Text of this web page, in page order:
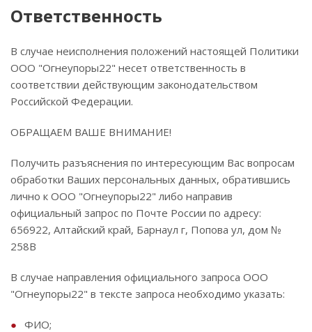
Ответственность
В случае неисполнения положений настоящей Политики
ООО "Огнеупоры22" несет ответственность в
соответствии действующим законодательством
Российской Федерации.
ОБРАЩАЕМ ВАШЕ ВНИМАНИЕ!
Получить разъяснения по интересующим Вас вопросам
обработки Ваших персональных данных, обратившись
лично к ООО "Огнеупоры22" либо направив
официальный запрос по Почте России по адресу:
656922, Алтайский край, Барнаул г, Попова ул, дом №
258В
В случае направления официального запроса ООО
"Огнеупоры22" в тексте запроса необходимо указать:
ФИО;